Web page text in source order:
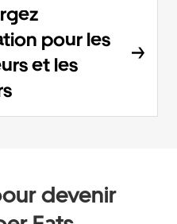
pour les
et les
devenir